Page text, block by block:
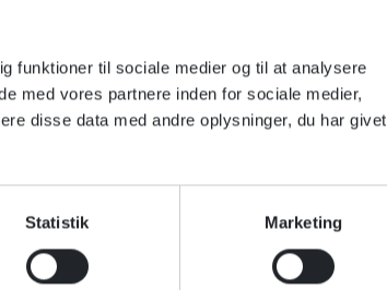
funktioner til sociale medier og til at analysere
med vores partnere inden for sociale medier,
disse data med andre oplysninger, du har givet
Statistik Marketing
står færdigt i starten af 2021: ”Vi glæder os
friplejehjem, der støtter de ældre i at leve det
krav til det moderne ældreliv. På Fribo Holte